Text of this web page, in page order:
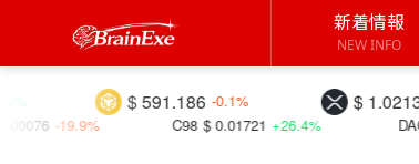
新着情報
NEW INFO
$ 1.02136 -1.1%
$ 591.186 -0.1%
DAO $ 0.02672
C98 $ 0.01721 +26.4%